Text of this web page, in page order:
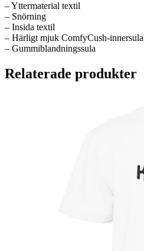
– Yttermaterial textil
– Snörning
– Insida textil
– Härligt mjuk ComfyCush-innersula
– Gummiblandningssula
Relaterade produkter